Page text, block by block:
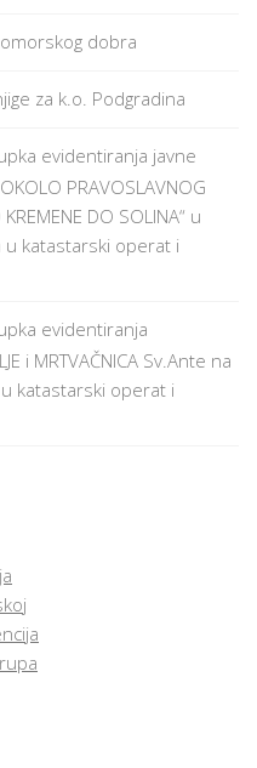
dobra
za k.o. Podgradina
evidentiranja javne
PRAVOSLAVNOG
KREMENE DO SOLINA“ u
katastarski operat i
evidentiranja
i MRTVAČNICA Sv.Ante na
katastarski operat i